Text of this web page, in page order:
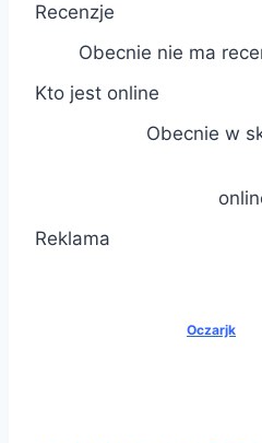
Recenzje
Obecnie nie ma
Kto jest online
Obecnie w
Reklama
Oczarjk